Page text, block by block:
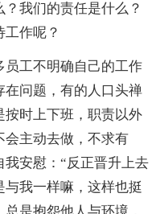
我们的责任是什么？
作呢？
工不明确自己的工作
在问题，有的人口头禅
按时上下班，职责以外
会主动去做，不求有
安慰：“反正晋升上去
我一样嘛，这样也挺